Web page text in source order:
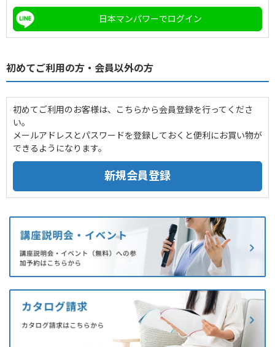
日本マンパワーでログイン
初めてご利用の方・会員以外の方
初めてご利用のお客様は、こちらから会員登録を行ってくださ
い。
メールアドレスとパスワードを登録しておくと便利にお買い物が
できるようになります。